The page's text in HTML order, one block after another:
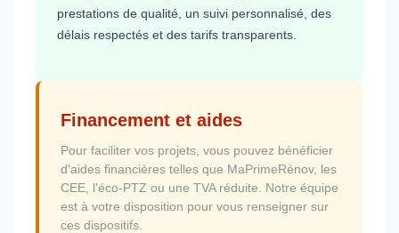
prestations de qualité, un suivi personnalisé, des
délais respectés et des tarifs transparents.
Financement et aides
Pour faciliter vos projets, vous pouvez bénéficier
d'aides financières telles que MaPrimeRénov, les
CEE, l'éco-PTZ ou une TVA réduite. Notre équipe
est à votre disposition pour vous renseigner sur
ces dispositifs.